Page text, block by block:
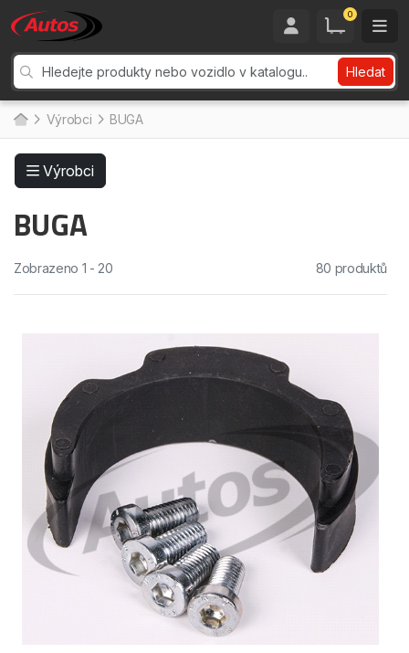
0
Hledat
Výrobci BUGA
Výrobci
BUGA
Zobrazeno 1 - 20 80 produktů